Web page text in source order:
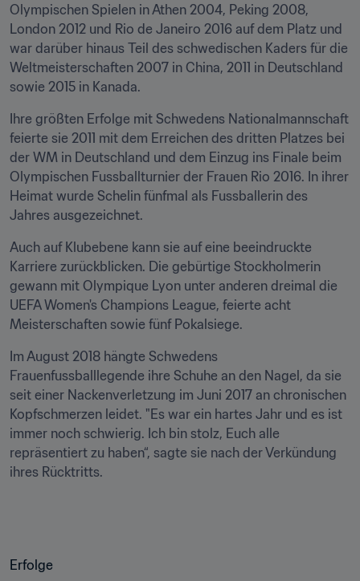
Olympischen Spielen in Athen 2004, Peking 2008,
London 2012 und Rio de Janeiro 2016 auf dem Platz und
war darüber hinaus Teil des schwedischen Kaders für die
Weltmeisterschaften 2007 in China, 2011 in Deutschland
sowie 2015 in Kanada.
Ihre größten Erfolge mit Schwedens Nationalmannschaft
feierte sie 2011 mit dem Erreichen des dritten Platzes bei
der WM in Deutschland und dem Einzug ins Finale beim
Olympischen Fussballturnier der Frauen Rio 2016. In ihrer
Heimat wurde Schelin fünfmal als Fussballerin des
Jahres ausgezeichnet.
Auch auf Klubebene kann sie auf eine beeindruckte
Karriere zurückblicken. Die gebürtige Stockholmerin
gewann mit Olympique Lyon unter anderen dreimal die
UEFA Women's Champions League, feierte acht
Meisterschaften sowie fünf Pokalsiege.
Im August 2018 hängte Schwedens
Frauenfussballlegende ihre Schuhe an den Nagel, da sie
seit einer Nackenverletzung im Juni 2017 an chronischen
Kopfschmerzen leidet. "Es war ein hartes Jahr und es ist
immer noch schwierig. Ich bin stolz, Euch alle
repräsentiert zu haben“, sagte sie nach der Verkündung
ihres Rücktritts.
Erfolge